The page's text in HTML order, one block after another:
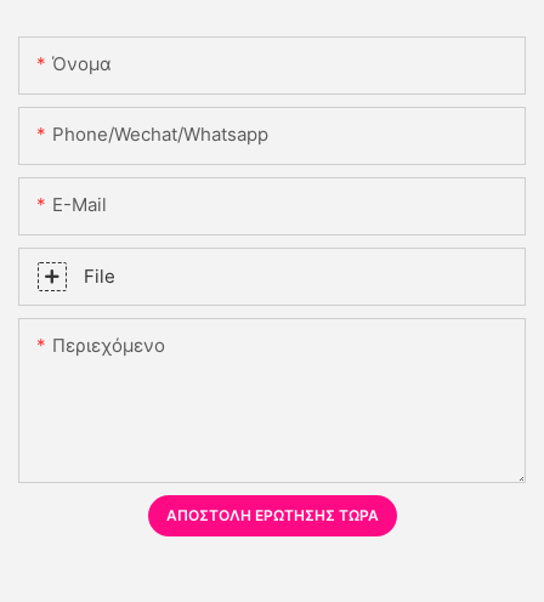
Όνομα
Phone/Wechat/Whatsapp
E-Mail
File
Περιεχόμενο
ΑΠΟΣΤΟΛΉ ΕΡΏΤΗΣΗΣ ΤΏΡΑ